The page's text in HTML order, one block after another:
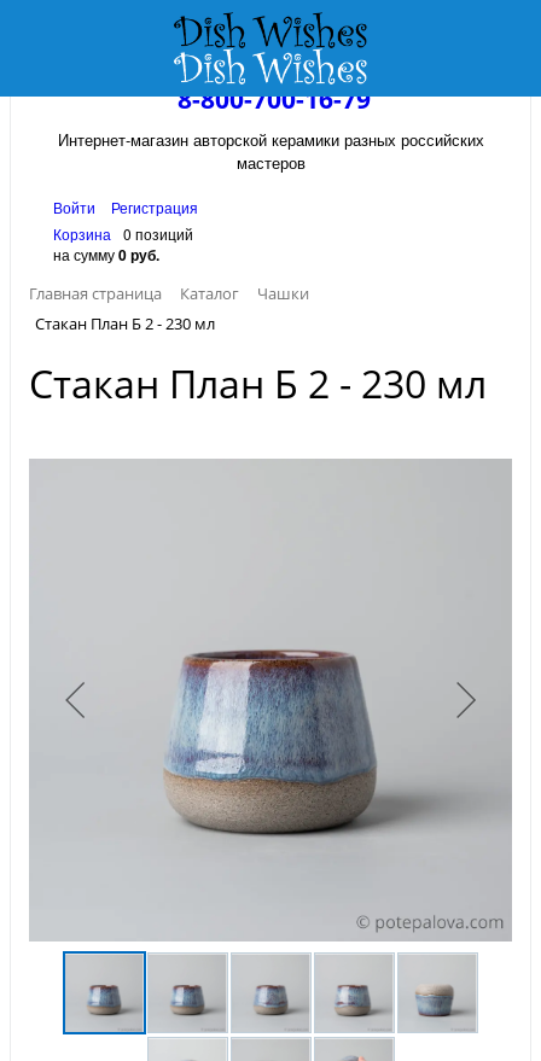
8-800-700-16-79
Интернет-магазин авторской керамики разных российских
мастеров
Войти
Регистрация
Корзина
0 позиций
на сумму0 руб.
Главная страница
Каталог
Чашки
Стакан План Б 2 - 230 мл
Стакан План Б 2 - 230 мл